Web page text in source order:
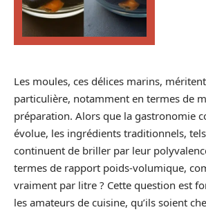
Les moules, ces délices marins,
particulière, notamment en termes de
préparation. Alors que la gastronomie
évolue, les ingrédients traditionnels,
continuent de briller par leur
termes de rapport poids-volumique,
vraiment par litre ? Cette question est
les amateurs de cuisine, qu’ils soient